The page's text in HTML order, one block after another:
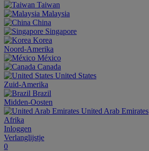
Taiwan
Malaysia
China
Singapore
Korea
Noord-Amerika
México
Canada
United States
Zuid-Amerika
Brazil
Midden-Oosten
United Arab Emirates
Afrika
Inloggen
Verlanglijstje
0